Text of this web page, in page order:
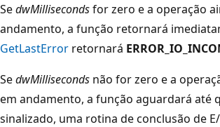
SedwMillisecondsfor zero e a operação
andamento, a função retornará
GetLastError retornará
SedwMilliseconds não for zero e a
em andamento, a função aguardará até
sinalizado, uma rotina de conclusão de E/